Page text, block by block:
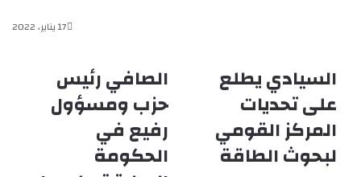
17 يناير، 2022
الصافي
رئيس
حزب
ومسؤول
رفيع
في
الصافي رئيس
حزب ومسؤول
رفيع في
الحكومة
السيادي
يطلع
على
تحديات
المركز
القومي
السيادي يطلع
على تحديات
المركز القومي
لبحوث الطاقة